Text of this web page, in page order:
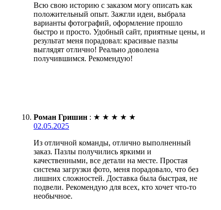
Всю свою историю с заказом могу описать как
положительный опыт. Зажгли идеи, выбрала
варианты фотографий, оформление прошло
быстро и просто. Удобный сайт, приятные цены, и
результат меня порадовал: красивые пазлы
выглядят отлично! Реально доволена
получившимся. Рекомендую!
Роман Гришин : ★ ★ ★ ★ ★
02.05.2025
Из отличной команды, отлично выполненный
заказ. Пазлы получились яркими и
качественными, все детали на месте. Простая
система загрузки фото, меня порадовало, что без
лишних сложностей. Доставка была быстрая, не
подвели. Рекомендую для всех, кто хочет что-то
необычное.